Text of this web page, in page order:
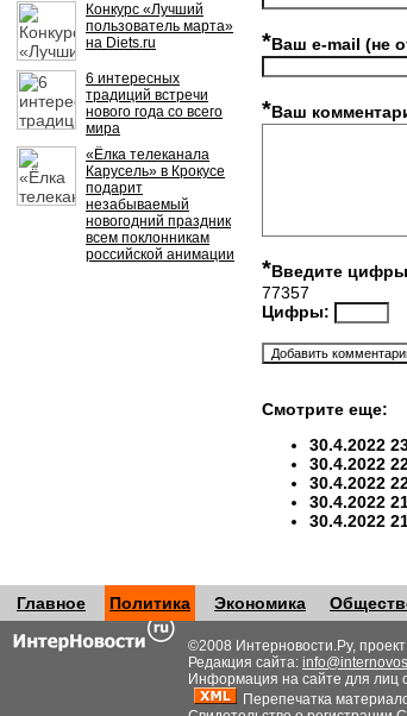
Конкурс «Лучший
пользователь марта»
на Diets.ru
6 интересных
традиций встречи
нового года со всего
мира
«Ёлка телеканала
Карусель» в Крокусе
подарит
незабываемый
новогодний праздник
всем поклонникам
российской анимации
*Ваш e-mail (не
*Ваш
*Введите
77357
Цифры:
Смотрите еще:
30.4.2022
30.4.2022
30.4.2022
30.4.2022
30.4.2022
Главное Политика Экономика
©2008 Интерновости.Ру,
Редакция сайта:
Информация на сайте для лиц
Перепечатка